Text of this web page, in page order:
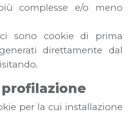
complesse e/o meno
sono cookie di prima
direttamente dal
per la cui installazione